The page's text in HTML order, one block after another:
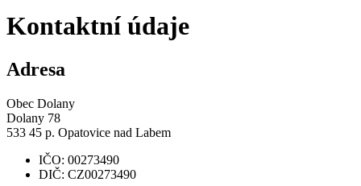
Kontaktní údaje
Adresa
Obec Dolany
Dolany 78
533 45 p. Opatovice nad Labem
IČO: 00273490
DIČ: CZ00273490